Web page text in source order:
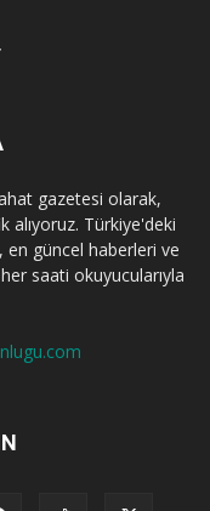
gazetesi olarak,
alıyoruz. Türkiye'deki
güncel haberleri ve
saati okuyucularıyla